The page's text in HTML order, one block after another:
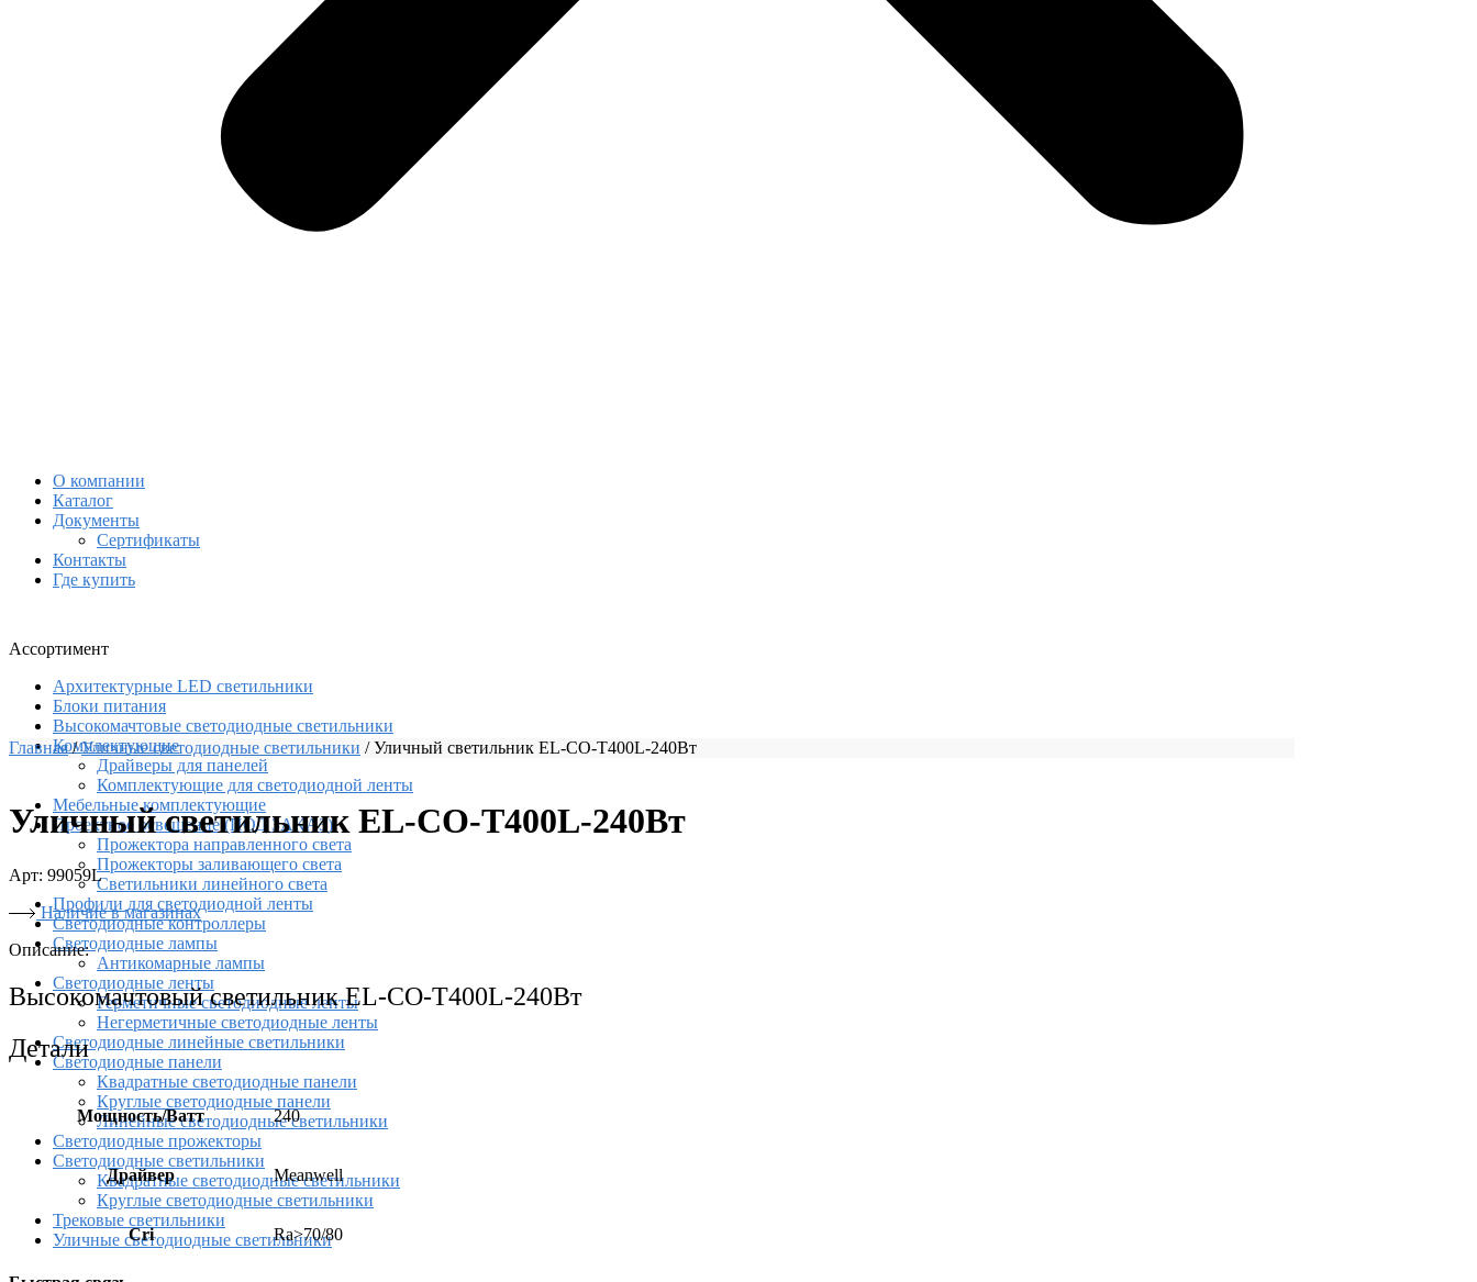
О компании
Каталог
Документы
Сертификаты
Контакты
Где купить
Ассортимент
Архитектурные LED светильники
Блоки питания
Высокомачтовые светодиодные светильники
Комплектующие
Драйверы для панелей
Комплектующие для светодиодной ленты
Мебельные комплектующие
Проектное освещение (ПОД ЗАКАЗ)
Прожектора направленного света
Прожекторы заливающего света
Светильники линейного света
Профили для светодиодной ленты
Светодиодные контроллеры
Светодиодные лампы
Антикомарные лампы
Светодиодные ленты
Гермeтичные светодиодные ленты
Негерметичные светодиодные ленты
Светодиодные линейные светильники
Светодиодные панели
Квадратные светодиодные панели
Круглые светодиодные панели
Линейные светодиодные светильники
Светодиодные прожекторы
Светодиодные светильники
Квадратные светодиодные светильники
Круглые светодиодные светильники
Трековые светильники
Уличные светодиодные светильники
Главная/Уличные светодиодные светильники /Уличный светильник EL-CO-T400L-240Вт
Уличный светильник EL-CO-T400L-240Вт
Арт: 99059L
Наличие в магазинах
Описание:
Высокомачтовый светильник EL-CO-T400L-240Вт
Детали
Мощность/Ватт 240
Драйвер Meanwell
Cri Ra>70/80